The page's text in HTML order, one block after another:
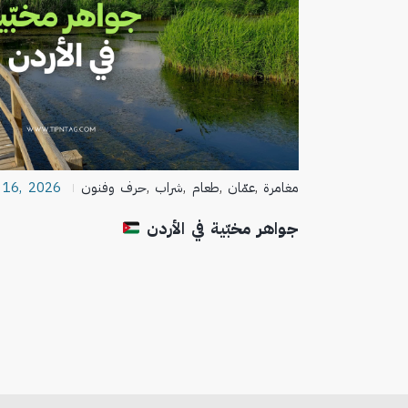
2026 حرف وفنون, شراب, طعام, عمّان, مغامرة
جواهر مخبّية في الأردن